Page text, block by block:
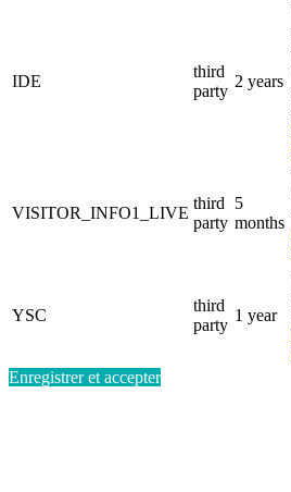
IDE
third
party
2 years
VISITOR_INFO1_LIVE
third
party
5
months
YSC
third
party
1 year
Enregistrer et accepter